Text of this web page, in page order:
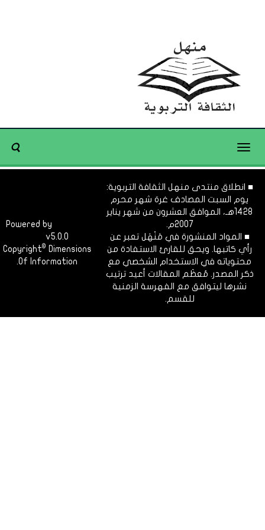
Toggle
■ انطلاق منتدى منهل الثقافة التربوية:
يوم السبت المصادف غرة شهر محرم
1428هـ، الموافق العشرون من شهر يناير
2007م.
■ المواد المنشورة في مَنْهَل تعبر عن
رأي كاتبها. ويحق للقارئ الاستفادة من
محتوياته في الاستخدام الشخصي مع
ذكر المصدر. مُعظَم المقالات أعيد ترتيب
نشرها ليتوافق مع الفهرسة الزمنية
للقسم.
Powered by
v5.0.0
Copyright©
Dimensions
Of Information.